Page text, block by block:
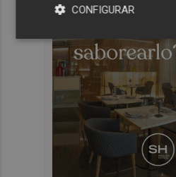
CONFIGURAR